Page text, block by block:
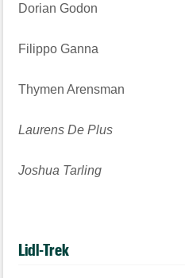
Dorian Godon
Filippo Ganna
Thymen Arensman
Laurens De Plus
Joshua Tarling
Lidl-Trek